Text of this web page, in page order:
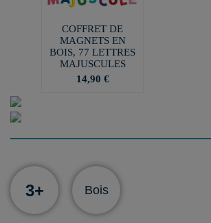
COFFRET DE
MAGNETS EN
BOIS, 77 LETTRES
MAJUSCULES
14,90 €
3+ Bois